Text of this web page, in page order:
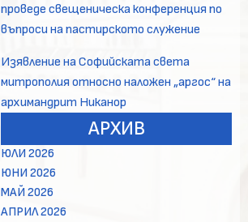
проведе свещеническа конференция по
въпроси на пастирското служение
Изявление на Софийската света
митрополия относно наложен „аргос“ на
архимандрит Никанор
АРХИВ
ЮЛИ 2026
ЮНИ 2026
МАЙ 2026
АПРИЛ 2026